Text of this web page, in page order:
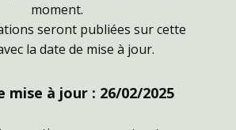
moment.
seront publiées sur cette
la date de mise à jour.
mise à jour : 26/02/2025